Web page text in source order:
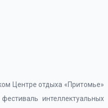
Центре отдыха «Притомье»
интеллектуальных